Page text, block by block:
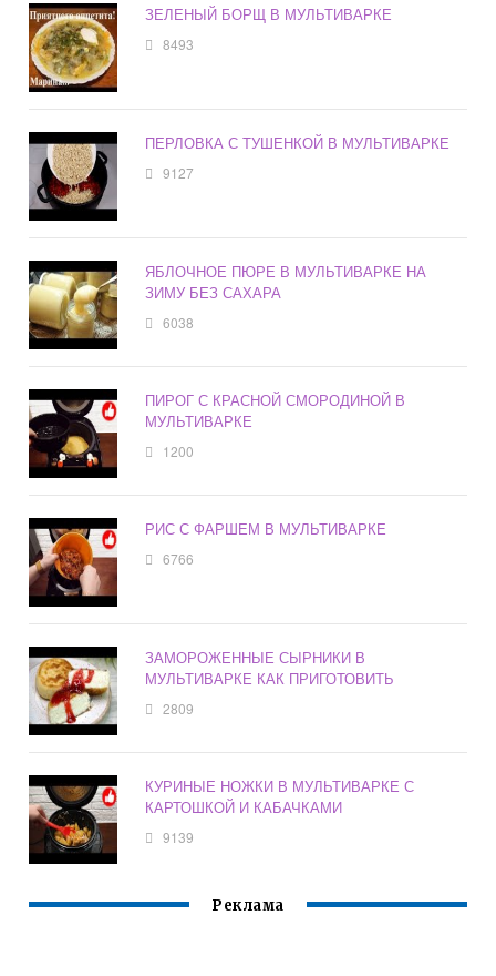
ЗЕЛЕНЫЙ БОРЩ В МУЛЬТИВАРКЕ
8493
ПЕРЛОВКА С ТУШЕНКОЙ В МУЛЬТИВАРКЕ
9127
ЯБЛОЧНОЕ ПЮРЕ В МУЛЬТИВАРКЕ НА
ЗИМУ БЕЗ САХАРА
6038
ПИРОГ С КРАСНОЙ СМОРОДИНОЙ В
МУЛЬТИВАРКЕ
1200
РИС С ФАРШЕМ В МУЛЬТИВАРКЕ
6766
ЗАМОРОЖЕННЫЕ СЫРНИКИ В
МУЛЬТИВАРКЕ КАК ПРИГОТОВИТЬ
2809
КУРИНЫЕ НОЖКИ В МУЛЬТИВАРКЕ С
КАРТОШКОЙ И КАБАЧКАМИ
9139
Реклама